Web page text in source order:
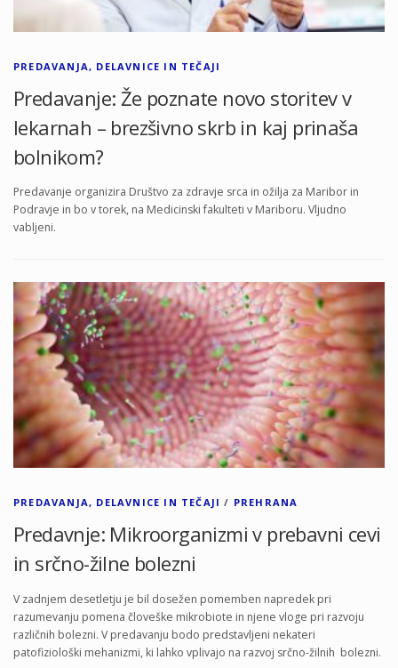
PREDAVANJA, DELAVNICE IN TEČAJI
Predavanje: Že poznate novo storitev v
lekarnah – brezšivno skrb in kaj prinaša
bolnikom?
Predavanje organizira Društvo za zdravje srca in ožilja za Maribor in
Podravje in bo v torek, na Medicinski fakulteti v Mariboru. Vljudno
vabljeni.
PREDAVANJA, DELAVNICE IN TEČAJI / PREHRANA
Predavnje: Mikroorganizmi v prebavni cevi
in srčno-žilne bolezni
V zadnjem desetletju je bil dosežen pomemben napredek pri
razumevanju pomena človeške mikrobiote in njene vloge pri razvoju
različnih bolezni. V predavanju bodo predstavljeni nekateri
patofiziološki mehanizmi, ki lahko vplivajo na razvoj srčno-žilnih bolezni.